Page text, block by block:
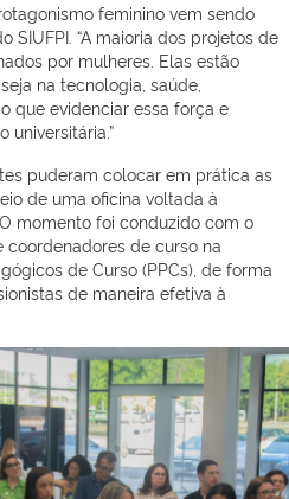
feminino vem sendo
SIUFPI. “A maioria dos projetos de
por mulheres. Elas estão
na tecnologia, saúde,
que evidenciar essa força e
universitária.”
puderam colocar em prática as
de uma oficina voltada à
momento foi conduzido com o
de curso na
de Curso (PPCs), de forma
de maneira efetiva à